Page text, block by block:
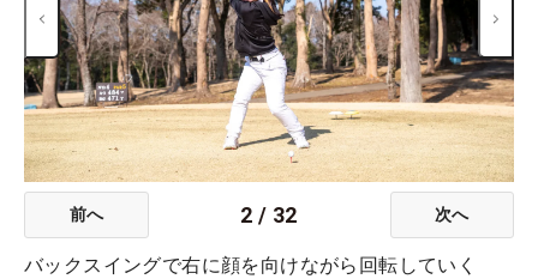
前へ 2 / 32 次へ
バックスイングで右に顔を向けながら回転していく